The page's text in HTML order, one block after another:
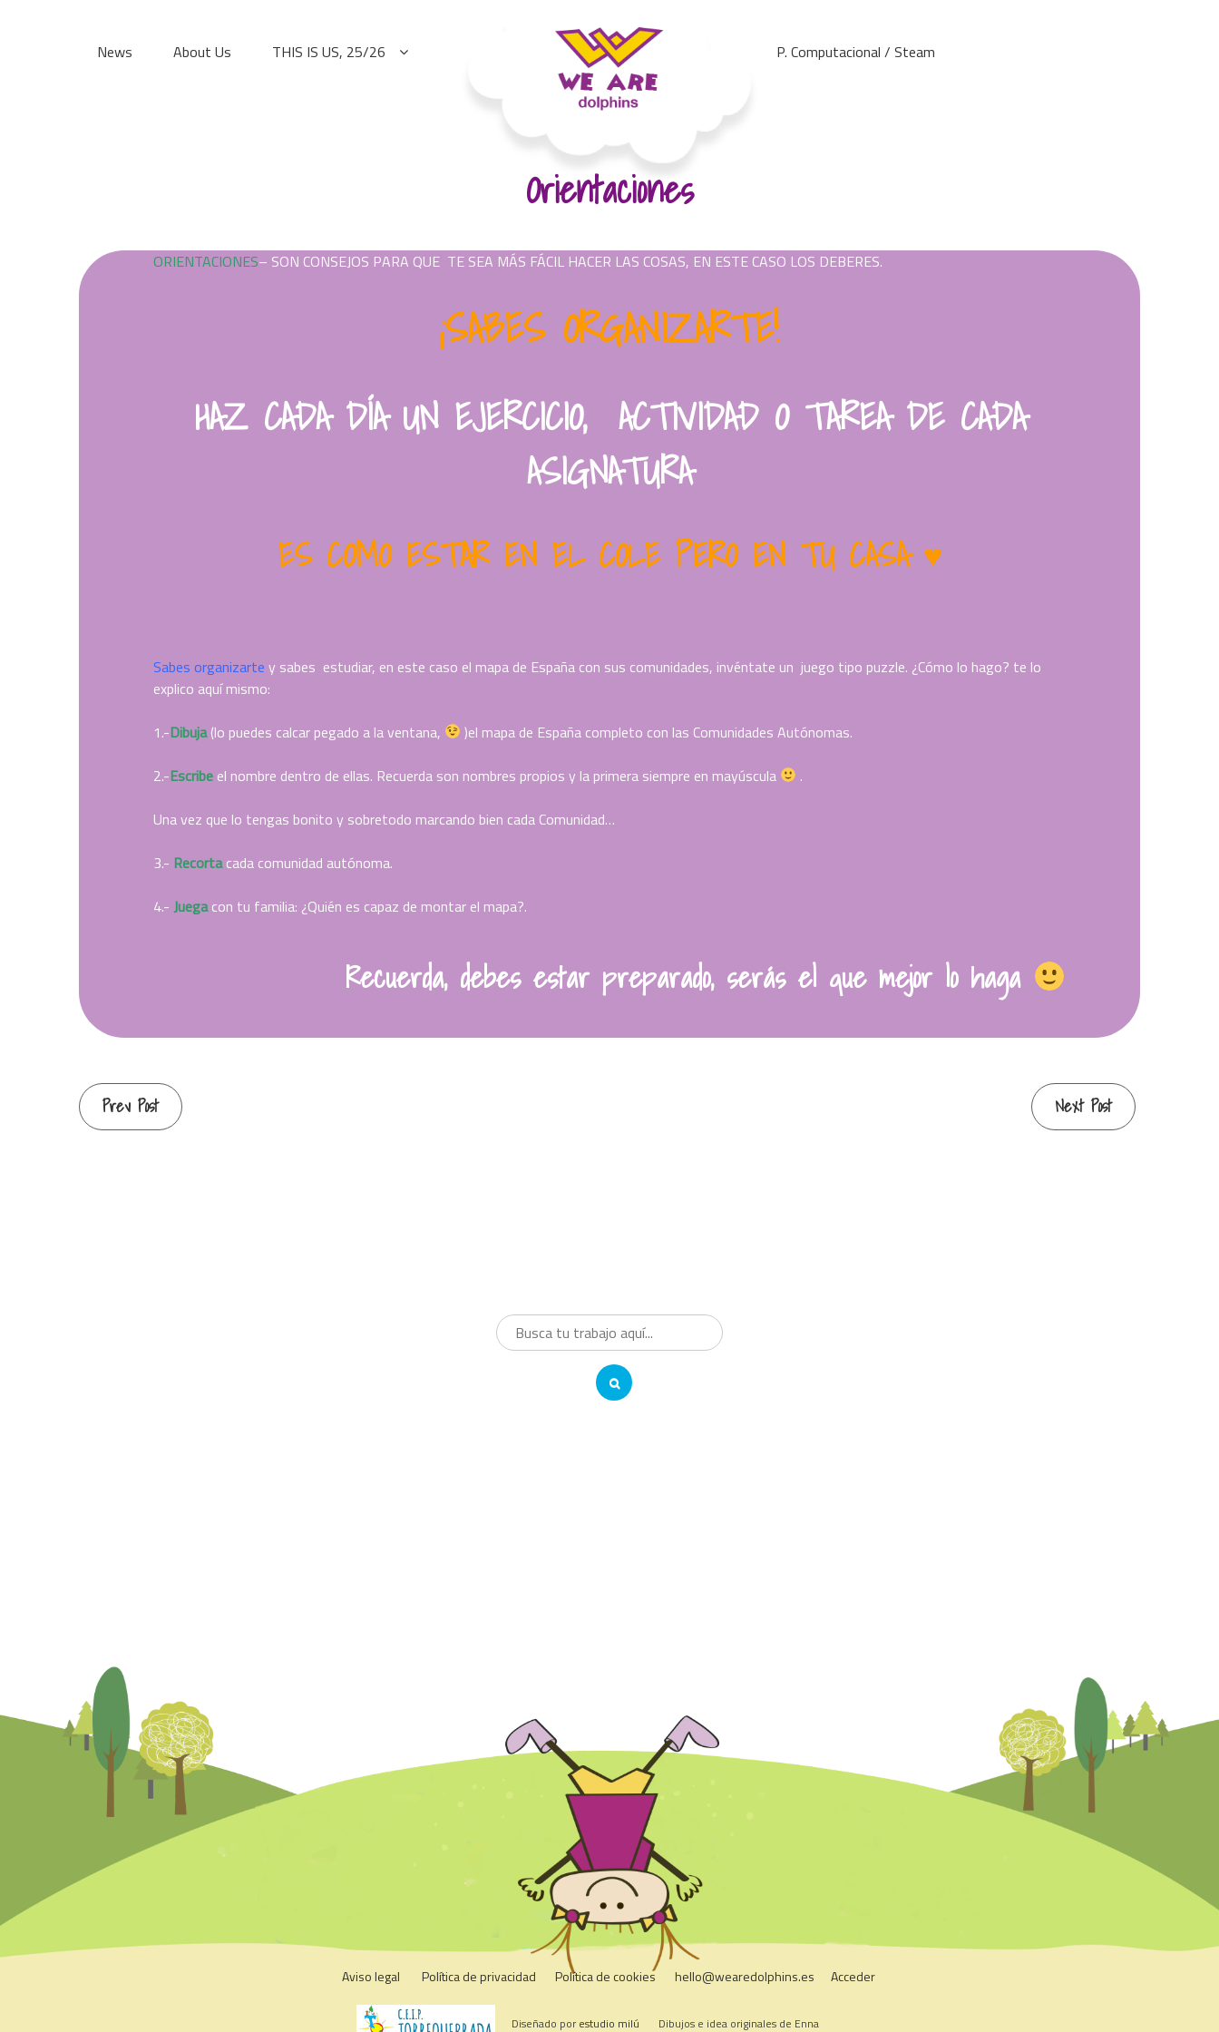
News About Us THIS IS US, 25/26
We Are Dolphins. Acquiring A New Language
P. Computacional / Steam
Orientaciones
ORIENTACIONES– SON CONSEJOS PARA QUE TE SEA MÁS FÁCIL HACER LAS COSAS, EN ESTE CASO LOS DEBERES.
¡SABES ORGANIZARTE!
HAZ CADA DÍA UN EJERCICIO, ACTIVIDAD O TAREA DE CADA
ASIGNATURA
ES COMO ESTAR EN EL COLE PERO EN TU CASA ♥
Sabes organizarte y sabes estudiar, en este caso el mapa de España con sus comunidades, invéntate un juego tipo puzzle. ¿Cómo lo hago? te lo
explico aquí mismo:
1.-Dibuja(lo puedes calcar pegado a la ventana,
)el mapa de España completo con las Comunidades Autónomas.
2.-Escribeel nombre dentro de ellas. Recuerda son nombres propios y la primera siempre en mayúscula
.
Una vez que lo tengas bonito y sobretodo marcando bien cada Comunidad…
3.- Recortacada comunidad autónoma.
4.- Juegacon tu familia: ¿Quién es capaz de montar el mapa?.
Recuerda, debes estar preparado, serás el que mejor lo haga
Continue
Prev Post Next Post
Aviso legal Política de privacidad Política de cookies hello@wearedolphins.es Acceder
Diseñado por estudio milú Dibujos e idea originales de Enna